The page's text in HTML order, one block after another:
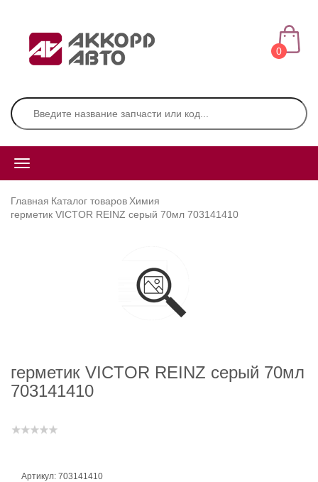
0
Главная Каталог товаров Химия
герметик VICTOR REINZ серый 70мл 703141410
герметик VICTOR REINZ серый 70мл
703141410
Артикул: 703141410